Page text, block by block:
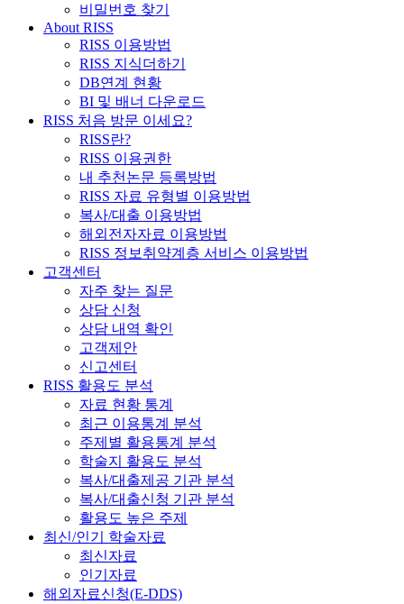
비밀번호 찾기
About RISS
RISS 이용방법
RISS 지식더하기
DB연계 현황
BI 및 배너 다운로드
RISS 처음 방문 이세요?
RISS란?
RISS 이용권한
내 추천논문 등록방법
RISS 자료 유형별 이용방법
복사/대출 이용방법
해외전자자료 이용방법
RISS 정보취약계층 서비스 이용방법
고객센터
자주 찾는 질문
상담 신청
상담 내역 확인
고객제안
신고센터
RISS 활용도 분석
자료 현황 통계
최근 이용통계 분석
주제별 활용통계 분석
학술지 활용도 분석
복사/대출제공 기관 분석
복사/대출신청 기관 분석
활용도 높은 주제
최신/인기 학술자료
최신자료
인기자료
해외자료신청(E-DDS)